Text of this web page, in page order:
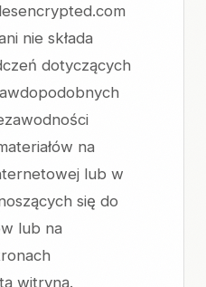
nie składa
dotyczących
na
lub w
się do
lub na
witryną.